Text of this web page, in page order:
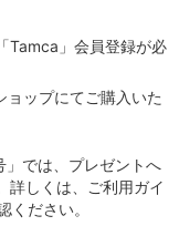
Tamca」会員登録が必
ョップにてご購⼊いた
では、プレゼントへ
詳しくは、ご利⽤ガイ
ください。